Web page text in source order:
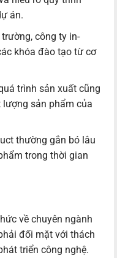
án.
công ty in-
khóa đào tạo từ cơ
trình sản xuất cũng
sản phẩm của
thường gắn bó lâu
trong thời gian
về chuyên ngành
đối mặt với thách
triển công nghệ.